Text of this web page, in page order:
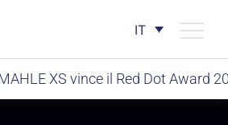
IT
XS vince il Red Dot Award